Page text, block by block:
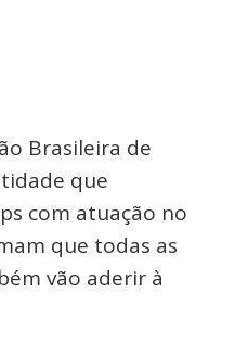
Brasileira de
que
com atuação no
que todas as
vão aderir à